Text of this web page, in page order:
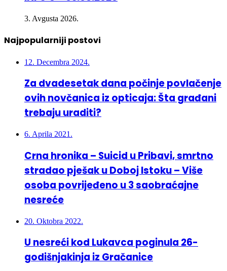
Najpopularniji postovi
12. Decembra 2024.
Za dvadesetak dana počinje povlačenje
ovih novčanica iz opticaja: Šta građani
trebaju uraditi?
6. Aprila 2021.
Crna hronika – Suicid u Pribavi, smrtno
stradao pješak u Doboj Istoku – Više
osoba povrijeđeno u 3 saobraćajne
nesreće
20. Oktobra 2022.
U nesreći kod Lukavca poginula 26-
godišnjakinja iz Gračanice
Najnovije